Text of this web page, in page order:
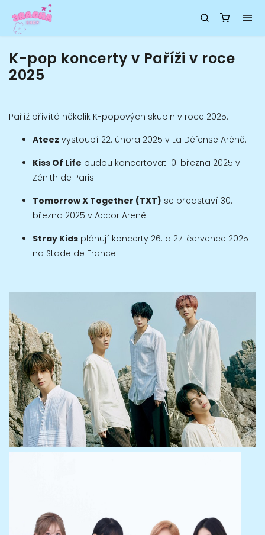
K-pop koncerty v Paříži v roce
2025
Paříž přivítá několik K-popových skupin v roce 2025:
Ateez vystoupí 22. února 2025 v La Défense Aréně.
Kiss Of Life budou koncertovat 10. března 2025 v
Zénith de Paris.
Tomorrow X Together (TXT) se představí 30.
března 2025 v Accor Areně.
Stray Kids plánují koncerty 26. a 27. července 2025
na Stade de France.